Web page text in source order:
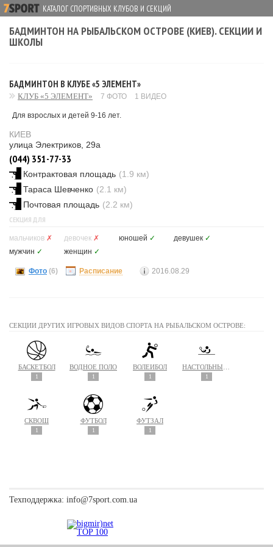
КАТАЛОГ СПОРТИВНЫХ КЛУБОВ И СЕКЦИЙ
БАДМИНТОН НА РЫБАЛЬСКОМ ОСТРОВЕ (КИЕВ). СЕКЦИИ И
ШКОЛЫ
БАДМИНТОН В КЛУБЕ «5 ЭЛЕМЕНТ»
КЛУБ «5 ЭЛЕМЕНТ» 7 ФОТО 1 ВИДЕО
Для взрослых и детей 9-16 лет.
КИЕВ
улица Электриков, 29а
(044) 351-77-33
Контрактовая площадь (1.9 км)
Тараса Шевченко (2.1 км)
Почтовая площадь (2.2 км)
СЕКЦИЯ ДЛЯ
мальчиков ✗ девочек ✗ юношей ✓ девушек ✓
мужчин ✓ женщин ✓
Фото (6) Расписание 2016.08.29
СЕКЦИИ ДРУГИХ ИГРОВЫХ ВИДОВ СПОРТА НА РЫБАЛЬСКОМ ОСТРОВЕ:
БАСКЕТБОЛ
1
ВОДНОЕ ПОЛО
1
ВОЛЕЙБОЛ
1 1
СКВОШ
1
ФУТБОЛ
1
ФУТЗАЛ
1
Техподдержка: info@7sport.com.ua